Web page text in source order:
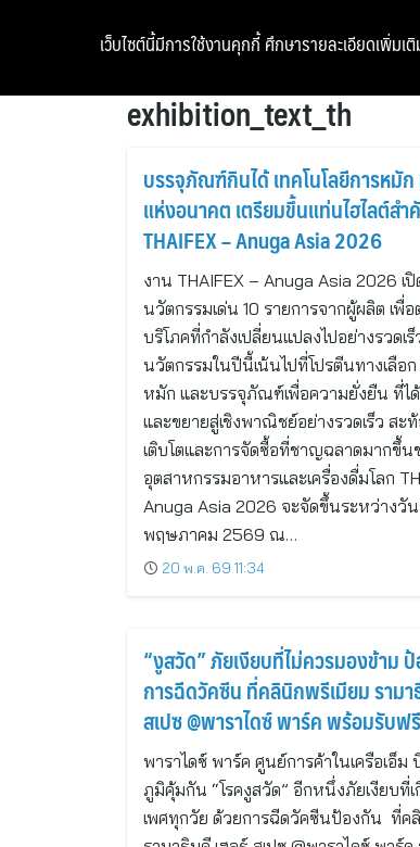
exhibition_text_th
บรรจุภัณฑ์กินได้ เทคโนโลยีการหมัก
แห่งอนาคต เตรียมขึ้นแท่นไฮไลต์ส
THAIFEX – Anuga Asia 2026
งาน THAIFEX – Anuga Asia 2026 เปิ
นวัตกรรมเด่น 10 รายการจากผู้ผลิต เพื่
บริโภคที่กำลังเปลี่ยนแปลงไปอย่างรวดเร็
นวัตกรรมในปีนี้เน้นไปที่โปรตีนทางเลือก
หมัก และบรรจุภัณฑ์เพื่อความยั่งยืน ที่ไ
และขยายสู่เชิงพาณิชย์อย่างรวดเร็ว สะ
เติบโตและการจัดซื้อที่ชาญฉลาดมากขึ้น
อุตสาหกรรมอาหารและเครื่องดื่มโลก
Anuga Asia 2026 จะจัดขึ้นระหว่างวั
พฤษภาคม 2569 ณ…
20 พ.ค. 69 11:34
“งูสวัด” ภัยเงียบที่ไม่ควรมองข้าม
การฉีดวัคซีน ที่คลินิกพรีเมียม รามา
สเปซ @พาราไดซ์ พาร์ค พร้อมรับ
และ DIY BKK PIN COLLECTION
พาราไดซ์ พาร์ค ศูนย์การค้าในเครือเอ็ม
ภูมิคุ้มกัน “โรคงูสวัด” อีกหนึ่งภัยเงียบที่
เพศทุกวัย ด้วยการฉีดวัคซีนป้องกัน ที่ค
เว็บไซต์นี้มีการใช้งานคุกกี้ ศึกษารายละเอียดเพิ่มเติ